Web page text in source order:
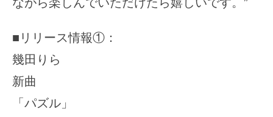
■リリース情報①：
幾田りら
新曲
「パズル」